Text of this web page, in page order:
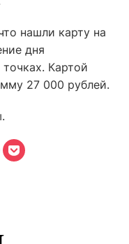
нашли карту на
дня
Картой
27 000 рублей.